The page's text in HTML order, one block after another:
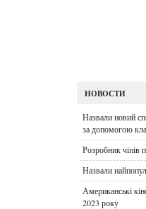
НОВОСТИ
Назвали новий
за допомогою
Розробник чіпів
Назвали
Американські
2023 року